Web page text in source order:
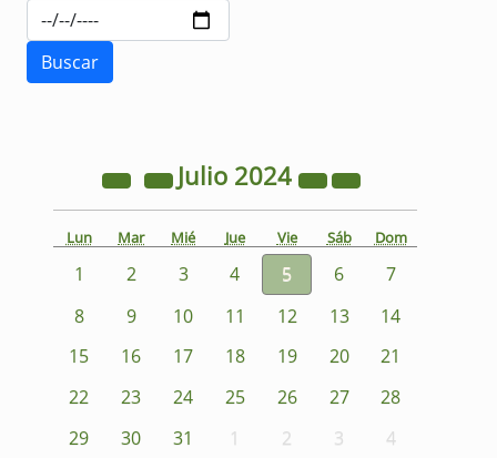
Julio 2024
Lun Mar Mié Jue Vie Sáb Dom
1 2 3 4 5 6
7
8
9 10 11 12 13
14
15
16 17 18 19 20
21
22
23 24 25 26 27
28
29
30 31 1 2 3 4